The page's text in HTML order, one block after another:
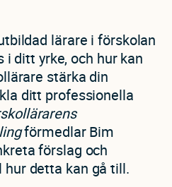
lärare i förskolan
ditt yrke, och hur kan
stärka din
ditt professionella
förmedlar Bim
förslag och
hur detta kan gå till.